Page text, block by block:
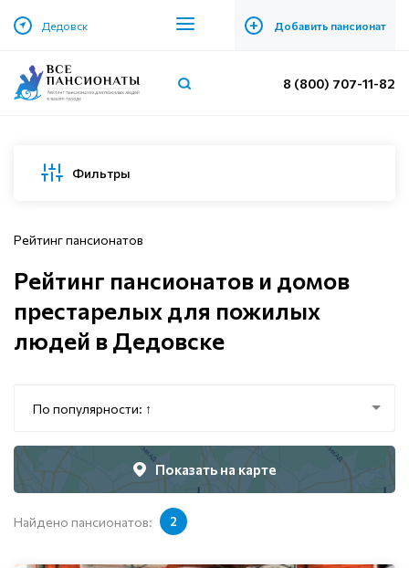
Дедовск + Добавить пансионат
8 (800) 707-11-82
Фильтры
Рейтинг пансионатов
Рейтинг пансионатов и домов
престарелых для пожилых
людей в Дедовске
По популярности: ↑
Показать на карте
Найдено пансионатов: 2